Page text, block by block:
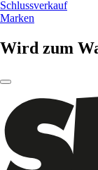
Schlussverkauf
Marken
Wird zum